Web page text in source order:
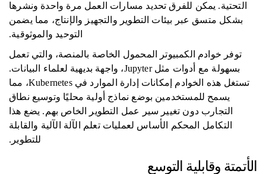
التحتية. يمكن للفرق تحديد مسارات العمل مرة واحدة ونشرها
بشكل متسق عبر بيئات التطوير والتجهيز والإنتاج، مما يضمن
التوحيد والموثوقية.
توفر خوادم الكمبيوتر المحمول الخاصة بالمنصة، والتي تعمل
بسهولة مع أدوات مثل Jupyter، واجهة بديهية لعلماء البيانات.
تستغل هذه الخوادم إمكانات إدارة الموارد في Kubernetes، مما
يسمح للمستخدمين بوضع نماذج أولية محليًا وتوسيع نطاق
التجارب دون تغيير سير عمل التطوير الخاص بهم. يضع هذا
التكامل المحكم الأساس لعمليات تعلم الآلة الآلية والقابلة
للتطوير.
الأتمتة وقابلية التوسع